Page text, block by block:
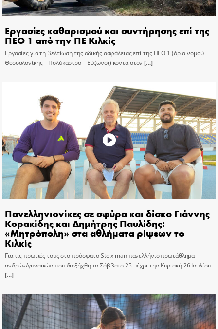
Εργασίες καθαρισμού και συντήρησης επί της
ΠΕΟ 1 από την ΠΕ Κιλκίς
Εργασίες για τη βελτίωση της οδικής ασφάλειας επί της ΠΕΟ 1 (όρια νομού
Θεσσαλονίκης – Πολύκαστρο – Εύζωνοι) κοντά στον […]
Πανελληνιονίκες σε σφύρα και δίσκο Γιάννης
Κορακίδης και Δημήτρης Παυλίδης:
«Μητρόπολη» στα αθλήματα ρίψεων το
Κιλκίς
Για τις πρωτιές τους στο πρόσφατο Stoiximan πανελλήνιο πρωτάθλημα
ανδρών/γυναικών που διεξήχθη το Σάββατο 25 μέχρι την Κυριακή 26 Ιουλίου
[…]